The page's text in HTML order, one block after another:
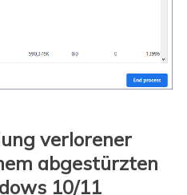
verlorener
abgestürzten
10/11